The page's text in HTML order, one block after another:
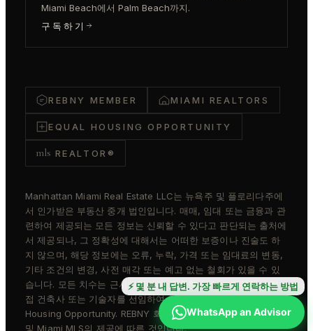
⚡ 몇 분 내 답변. 가장 빠르게 연락하는 방법
WhatsApp an Advisor
Miami Beach에서 Palm Beach까지.
구독하기
REBNY MEMBER MIAMI REALTORS
EQUAL HOUSING OPPORTUNITY
mls REALTOR®
Manhattan Miami Real Estate LLC는 뉴욕주 및 플로리다주에
서 인가받은 부동산 중개 법인입니다. 매매, 임대 또는 금융과 관
련하여 제공되는 모든 정보는 신뢰할 수 있다고 판단되는 출처에
서 제공되나, 그 정확성에 대해서는 어떠한 보증이나 진술도 하
지 않으며, 해당 정보에는 오류, 누락, 가격 또는 임대료의 변동,
기타 조건의 변경, 사전 매각 또는 예고 없는 철회가 있을 수 있
습니다. 모든 치수는 근사치입니다. 정확한 치수는 고객께서 직
접 건축사 또는 기술자를 선임하여 확인하셔야 합니다. Equal
Housing Opportunity. REBNY 회원사. 매물 정보는 REBNY RLS
및 Miami MLS의 제공에 따른 것입니다.